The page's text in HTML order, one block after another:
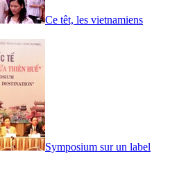
Ce têt, les vietnamiens
Symposium sur un label